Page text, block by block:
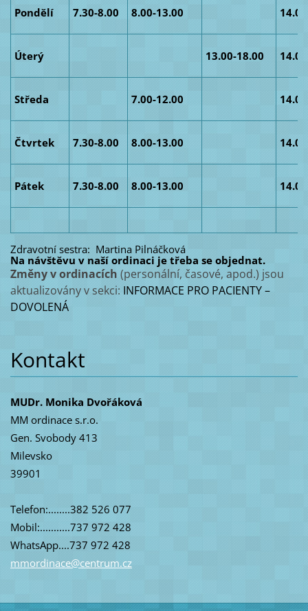
Pondělí 7.30-8.00 8.00-13.00
Úterý 13.00-18.00
Středa 7.00-12.00
Čtvrtek 7.30-8.00 8.00-13.00
Pátek 7.30-8.00 8.00-13.00
Zdravotní sestra: Martina Pilnáčková
Na návštěvu v naší ordinaci je třeba se objednat.
Změny v ordinacích (personální, časové, apod.) jsou
aktualizovány v sekci: INFORMACE PRO PACIENTY –
DOVOLENÁ
Kontakt
MUDr. Monika Dvořáková
MM ordinace s.r.o.
Gen. Svobody 413
Milevsko
39901
Telefon:........382 526 077
Mobil:...........737 972 428
WhatsApp....737 972 428
mmordinace@centrum.cz